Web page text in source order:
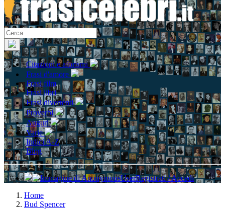
Citazioni e aforismi
Frasi d'amore
Frasi film
Frasi libri
Frasi divertenti
Proverbi
Auguri
Varie
Indici A-Z
Blog
Registrati / Accedi
Home
Bud Spencer